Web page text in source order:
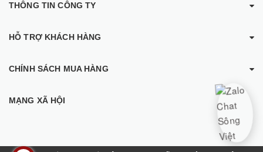
THÔNG TIN CÔNG TY
HỖ TRỢ KHÁCH HÀNG
CHÍNH SÁCH MUA HÀNG
MẠNG XÃ HỘI